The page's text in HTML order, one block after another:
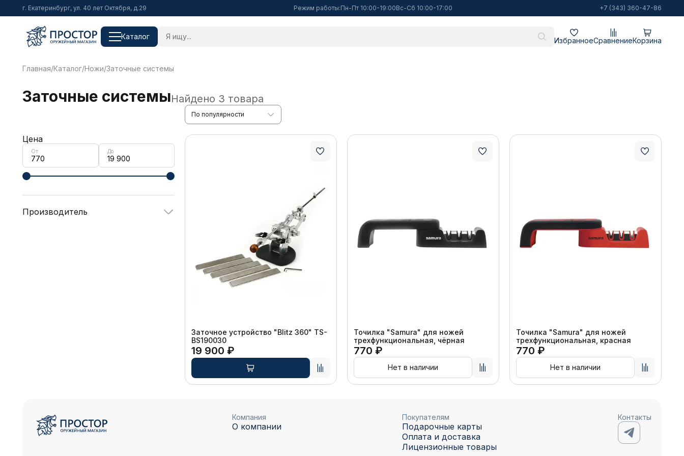
г. Екатеринбург, ул. 40 лет Октября, д.29 Режим работы:Пн-Пт 10:00-19:00Вс-Сб 10:00-17:00 +7 (343) 360-47-86
Каталог ИзбранноеСравнениеКорзина
Главная/Каталог/Ножи/Заточные системы
Заточные системыНайдено 3 товара
Цена
От До
Производитель
По популярности
Заточное устройство "Blitz 360" TS-
BS190030
19 900 ₽
Точилка "Samura" для ножей
трехфункциональная, чёрная
770 ₽
Нет в наличии
Точилка "Samura" для ножей
трехфункциональная, красная
770 ₽
Нет в наличии
Компания
О компании
Покупателям
Подарочные карты
Оплата и доставка
Лицензионные товары
Контакты